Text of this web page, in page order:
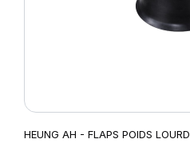
HEUNG AH - FLAPS POIDS LOURD